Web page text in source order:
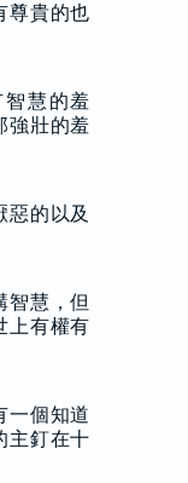
尊貴的也
慧的羞
強壯的羞
惡的以及
智慧，但
上有權有
一個知道
主釘在十